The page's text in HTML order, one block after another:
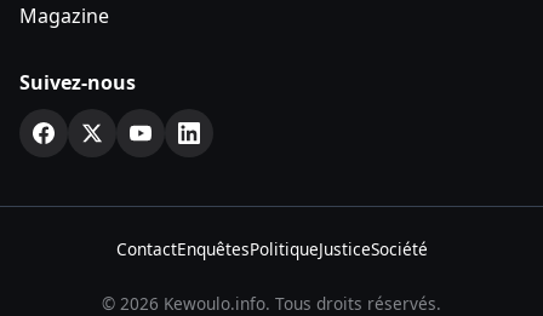
Magazine
Suivez-nous
ContactEnquêtesPolitiqueJusticeSociété
© 2026 Kewoulo.info. Tous droits réservés.